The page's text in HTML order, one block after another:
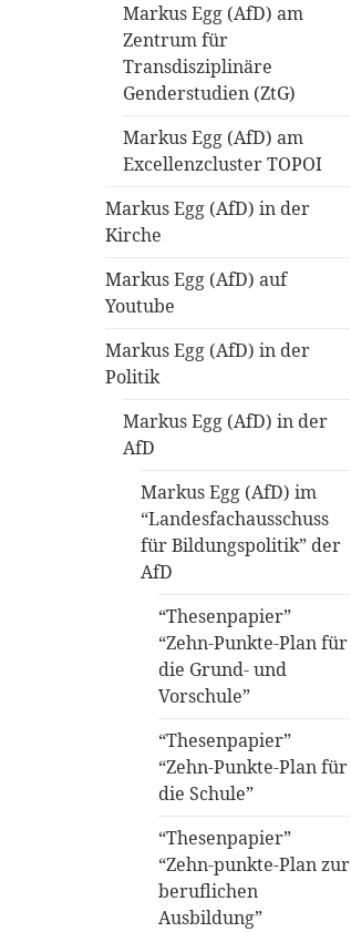
Markus Egg (AfD) am
Zentrum für
Transdisziplinäre
Genderstudien (ZtG)
Markus Egg (AfD) am
Excellenzcluster TOPOI
Markus Egg (AfD) in der
Kirche
Markus Egg (AfD) auf
Youtube
Markus Egg (AfD) in der
Politik
Markus Egg (AfD) in der
AfD
Markus Egg (AfD) im
“Landesfachausschuss
für Bildungspolitik” der
AfD
“Thesenpapier”
“Zehn-Punkte-Plan für
die Grund- und
Vorschule”
“Thesenpapier”
“Zehn-Punkte-Plan für
die Schule”
“Thesenpapier”
“Zehn-punkte-Plan zur
beruflichen
Ausbildung”